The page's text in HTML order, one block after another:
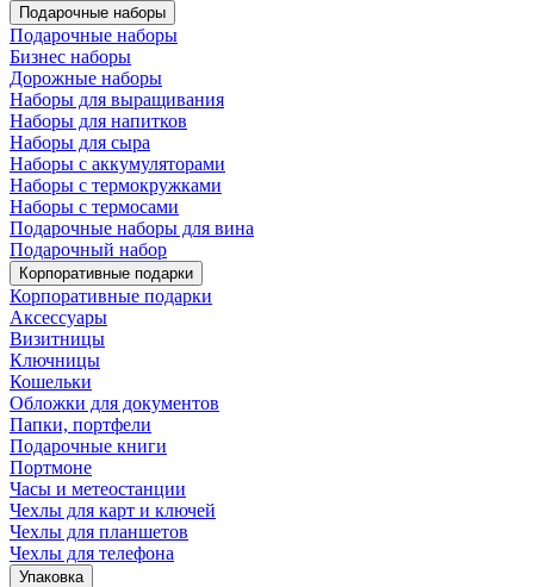
Подарочные наборы
Подарочные наборы
Бизнес наборы
Дорожные наборы
Наборы для выращивания
Наборы для напитков
Наборы для сыра
Наборы с аккумуляторами
Наборы с термокружками
Наборы с термосами
Подарочные наборы для вина
Подарочный набор
Корпоративные подарки
Корпоративные подарки
Аксессуары
Визитницы
Ключницы
Кошельки
Обложки для документов
Папки, портфели
Подарочные книги
Портмоне
Часы и метеостанции
Чехлы для карт и ключей
Чехлы для планшетов
Чехлы для телефона
Упаковка